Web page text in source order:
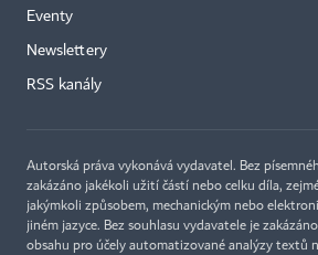
Eventy
Newslettery
RSS kanály
Autorská práva vykonává vydavatel. Bez
zakázáno jakékoli užití částí nebo celku díla,
jakýmkoli způsobem, mechanickým nebo
jiném jazyce. Bez souhlasu vydavatele je
obsahu pro účely automatizované analýzy textů